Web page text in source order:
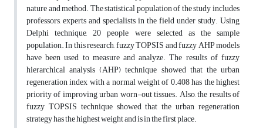
nature and method. The statistical population of the study includes
professors, experts and specialists in the field under study. Using
Delphi technique, 20 people were selected as the sample
population. In this research, fuzzy TOPSIS and fuzzy AHP models
have been used to measure and analyze. The results of fuzzy
hierarchical analysis (AHP) technique showed that the urban
regeneration index with a normal weight of 0.408 has the highest
priority of improving urban worn-out tissues. Also, the results of
fuzzy TOPSIS technique showed that the urban regeneration
strategy has the highest weight and is in the first place.